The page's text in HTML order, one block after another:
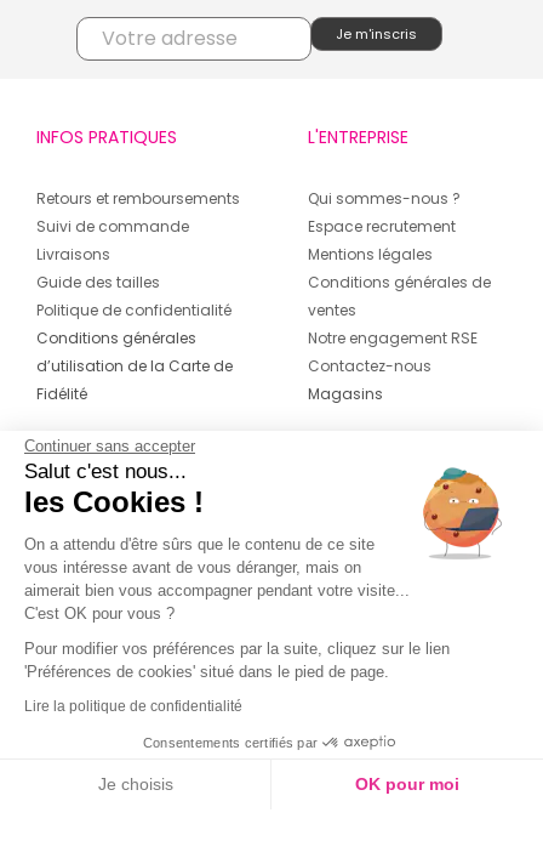
INFOS PRATIQUES
Retours et remboursements
Suivi de commande
Livraisons
Guide des tailles
Politique de confidentialité
Conditions générales
d’utilisation de la Carte de
Fidélité
L'ENTREPRISE
Qui sommes-nous ?
Espace recrutement
Mentions légales
Conditions générales de
ventes
Notre engagement RSE
Contactez-nous
Magasins
CONTACT
04 42 20 78 42
Du lundi au jeudi de 8h30 à 16h30 & le
vendredi de 8h30 à 15h30
Continuer sans accepter
Salut c'est nous...
les Cookies !
On a attendu d'être sûrs que le contenu de ce site
vous intéresse avant de vous déranger, mais on
aimerait bien vous accompagner pendant votre visite...
C'est OK pour vous ?
Pour modifier vos préférences par la suite, cliquez sur le lien
'Préférences de cookies' situé dans le pied de page.
Lire la politique de confidentialité
Consentements certifiés par
Je choisis OK pour moi